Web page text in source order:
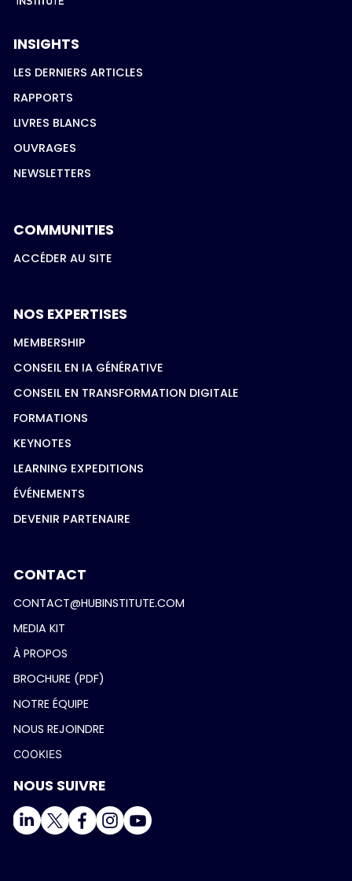
INSIGHTS
LES DERNIERS ARTICLES
RAPPORTS
LIVRES BLANCS
OUVRAGES
NEWSLETTERS
COMMUNITIES
ACCÉDER AU SITE
NOS EXPERTISES
MEMBERSHIP
CONSEIL EN IA GÉNÉRATIVE
CONSEIL EN TRANSFORMATION DIGITALE
FORMATIONS
KEYNOTES
LEARNING EXPEDITIONS
ÉVÉNEMENTS
DEVENIR PARTENAIRE
CONTACT
CONTACT@HUBINSTITUTE.COM
MEDIA KIT
À PROPOS
BROCHURE (PDF)
NOTRE ÉQUIPE
NOUS REJOINDRE
COOKIES
NOUS SUIVRE